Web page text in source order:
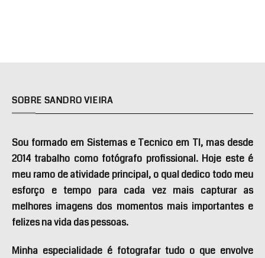
SOBRE SANDRO VIEIRA
Sou formado em Sistemas e Tecnico em TI, mas desde
2014 trabalho como fotógrafo profissional. Hoje este é
meu ramo de atividade principal, o qual dedico todo meu
esforço e tempo para cada vez mais capturar as
melhores imagens dos momentos mais importantes e
felizes na vida das pessoas.
Minha especialidade é fotografar tudo o que envolve